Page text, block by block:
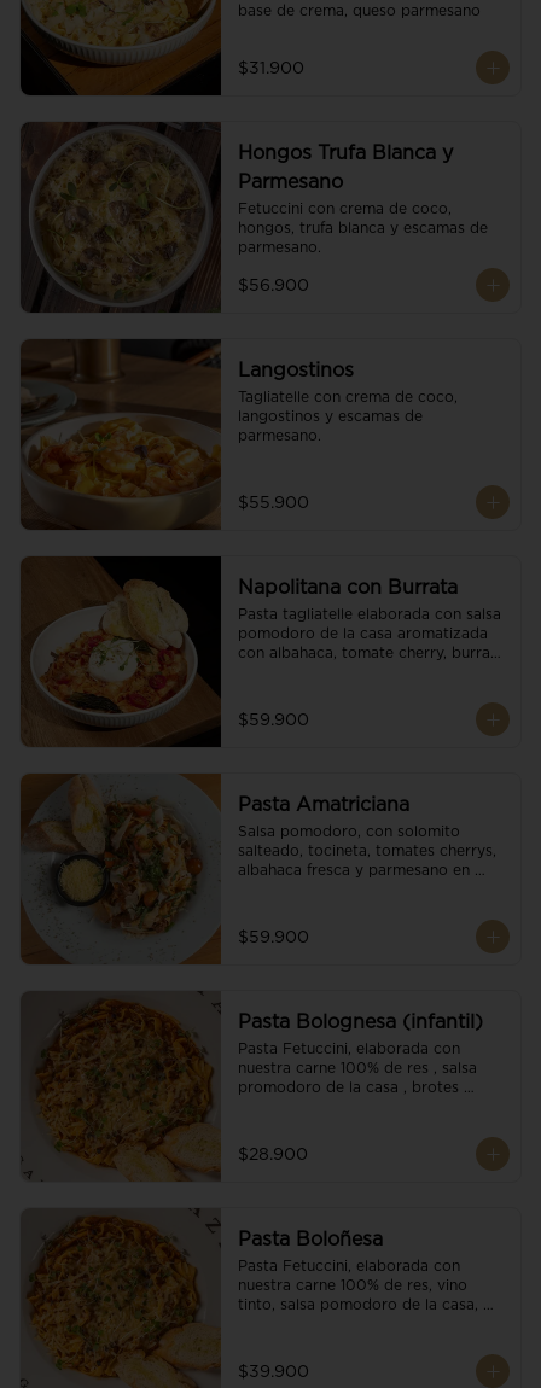
base de crema, queso parmesano
$31.900
Hongos Trufa Blanca y
Parmesano
Fetuccini con crema de coco,
hongos, trufa blanca y escamas de
parmesano.
$56.900
Langostinos
Tagliatelle con crema de coco,
langostinos y escamas de
parmesano.
$55.900
Napolitana con Burrata
Pasta tagliatelle elaborada con salsa
pomodoro de la casa aromatizada
con albahaca, tomate cherry, burrata
$59.900
Pasta Amatriciana
Salsa pomodoro, con solomito
salteado, tocineta, tomates cherrys,
albahaca fresca y parmesano en
$59.900
Pasta Bolognesa (infantil)
Pasta Fetuccini, elaborada con
nuestra carne 100% de res , salsa
promodoro de la casa , brotes
$28.900
Pasta Boloñesa
Pasta Fetuccini, elaborada con
nuestra carne 100% de res, vino
tinto, salsa pomodoro de la casa,
$39.900